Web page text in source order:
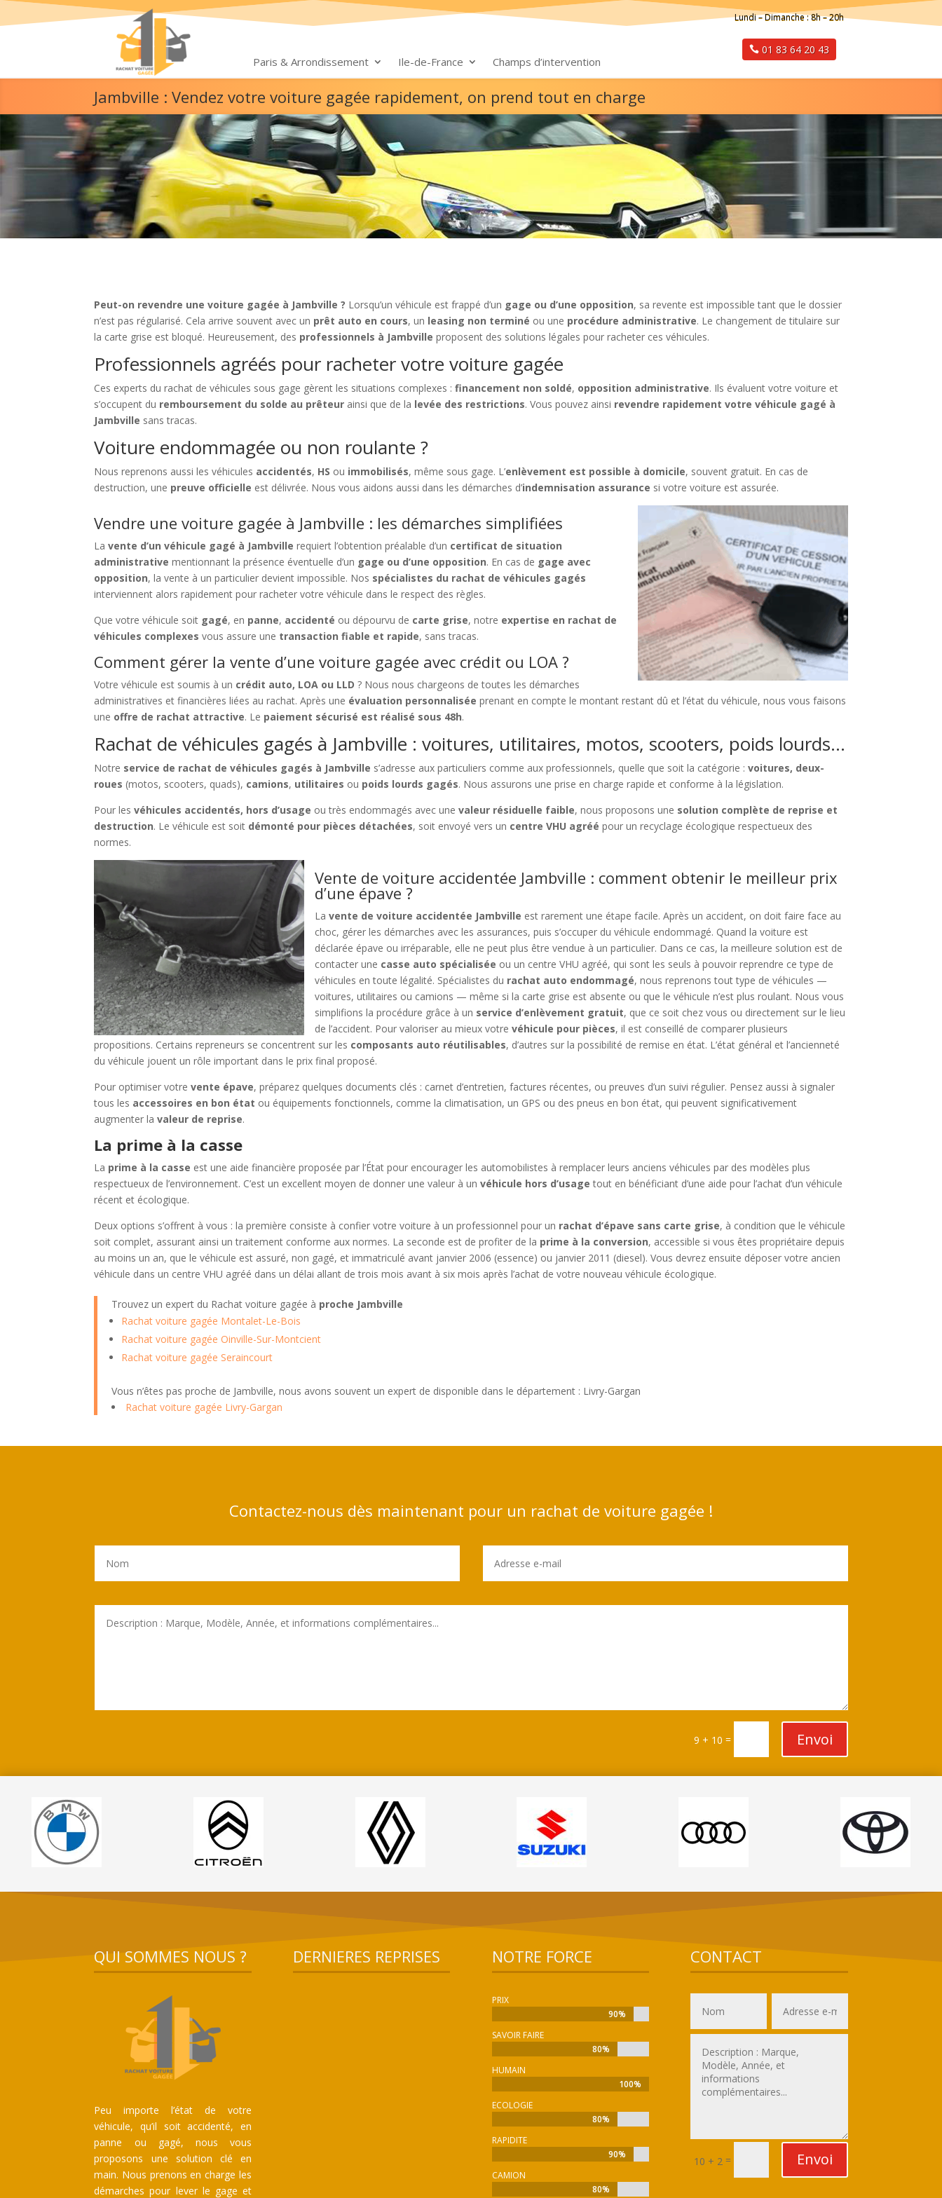
Paris & Arrondissement Ile-de-France Champs d’intervention
Lundi – Dimanche : 8h – 20h
01 83 64 20 43
Jambville : Vendez votre voiture gagée rapidement, on prend tout en charge
Peut-on revendre une voiture gagée à Jambville ? Lorsqu’un véhicule est frappé d’un gage ou d’une opposition, sa revente est impossible tant que le dossier
n’est pas régularisé. Cela arrive souvent avec un prêt auto en cours, un leasing non terminé ou une procédure administrative. Le changement de titulaire sur
la carte grise est bloqué. Heureusement, des professionnels à Jambville proposent des solutions légales pour racheter ces véhicules.
Professionnels agréés pour racheter votre voiture gagée
Ces experts du rachat de véhicules sous gage gèrent les situations complexes :financement non soldé, opposition administrative. Ils évaluent votre voiture et
s’occupent du remboursement du solde au prêteur ainsi que de la levée des restrictions. Vous pouvez ainsi revendre rapidement votre véhicule gagé à
Jambville sans tracas.
Voiture endommagée ou non roulante ?
Nous reprenons aussi les véhicules accidentés, HS ou immobilisés, même sous gage. L’enlèvement est possible à domicile, souvent gratuit. En cas de
destruction, une preuve officielle est délivrée. Nous vous aidons aussi dans les démarches d’indemnisation assurance si votre voiture est assurée.
Vendre une voiture gagée à Jambville : les démarches simplifiées
Lavente d’un véhicule gagé à Jambville requiert l’obtention préalable d’un certificat de situation
administrative mentionnant la présence éventuelle d’un gage ou d’une opposition. En cas de gage avec
opposition, la vente à un particulier devient impossible. Nos spécialistes du rachat de véhicules gagés
interviennent alors rapidement pour racheter votre véhicule dans le respect des règles.
Que votre véhicule soit gagé, en panne, accidenté ou dépourvu de carte grise, notre expertise en rachat de
véhicules complexes vous assure une transaction fiable et rapide, sans tracas.
Comment gérer la vente d’une voiture gagée avec crédit ou LOA ?
Votre véhicule est soumis à un crédit auto, LOA ou LLD ? Nous nous chargeons de toutes les démarches
administratives et financières liées au rachat. Après une évaluation personnalisée prenant en compte le montant restant dû et l’état du véhicule, nous vous faisons
une offre de rachat attractive. Le paiement sécurisé est réalisé sous 48h.
Rachat de véhicules gagés à Jambville : voitures, utilitaires, motos, scooters, poids lourds…
Notre service de rachat de véhicules gagés à Jambville s’adresse aux particuliers comme aux professionnels, quelle que soit la catégorie :voitures, deux-
roues (motos, scooters, quads), camions, utilitaires ou poids lourds gagés. Nous assurons une prise en charge rapide et conforme à la législation.
Pour lesvéhicules accidentés, hors d’usage ou très endommagés avec unevaleur résiduelle faible, nous proposons une solution complète de reprise et
destruction. Le véhicule est soit démonté pour pièces détachées, soit envoyé vers un centre VHU agréé pour un recyclage écologique respectueux des
normes.
Vente de voiture accidentée Jambville : comment obtenir le meilleur prix
d’une épave ?
Lavente de voiture accidentée Jambville est rarement une étape facile. Après un accident, on doit faire face au
choc, gérer les démarches avec les assurances, puis s’occuper du véhicule endommagé. Quand la voiture est
déclarée épave ou irréparable, elle ne peut plus être vendue à un particulier. Dans ce cas, la meilleure solution est de
contacter une casse auto spécialisée ou un centre VHU agréé, qui sont les seuls à pouvoir reprendre ce type de
véhicules en toute légalité. Spécialistes du rachat auto endommagé, nous reprenons tout type de véhicules —
voitures, utilitaires ou camions — même si la carte grise est absente ou que le véhicule n’est plus roulant. Nous vous
simplifions la procédure grâce à un service d’enlèvement gratuit, que ce soit chez vous ou directement sur le lieu
de l’accident. Pour valoriser au mieux votrevéhicule pour pièces, il est conseillé de comparer plusieurs
propositions. Certains repreneurs se concentrent sur les composants auto réutilisables, d’autres sur la possibilité de remise en état. L’état général et l’ancienneté
du véhicule jouent un rôle important dans le prix final proposé.
Pour optimiser votrevente épave, préparez quelques documents clés : carnet d’entretien, factures récentes, ou preuves d’un suivi régulier. Pensez aussi à signaler
tous les accessoires en bon état ou équipements fonctionnels, comme la climatisation, un GPS ou des pneus en bon état, qui peuvent significativement
augmenter lavaleur de reprise.
La prime à la casse
La prime à la casse est une aide financière proposée par l’État pour encourager les automobilistes à remplacer leurs anciens véhicules par des modèles plus
respectueux de l’environnement. C’est un excellent moyen de donner une valeur à unvéhicule hors d’usage tout en bénéficiant d’une aide pour l’achat d’un véhicule
récent et écologique.
Deux options s’offrent à vous : la première consiste à confier votre voiture à un professionnel pour un rachat d’épave sans carte grise, à condition que le véhicule
soit complet, assurant ainsi un traitement conforme aux normes. La seconde est de profiter de la prime à la conversion, accessible si vous êtes propriétaire depuis
au moins un an, que le véhicule est assuré, non gagé, et immatriculé avant janvier 2006 (essence) ou janvier 2011 (diesel). Vous devrez ensuite déposer votre ancien
véhicule dans un centre VHU agréé dans un délai allant de trois mois avant à six mois après l’achat de votre nouveau véhicule écologique.
Trouvez un expert du Rachat voiture gagée à proche Jambville
Rachat voiture gagée Montalet-Le-Bois
Rachat voiture gagée Oinville-Sur-Montcient
Rachat voiture gagée Seraincourt
Vous n’êtes pas proche de Jambville, nous avons souvent un expert de disponible dans le département : Livry-Gargan
Rachat voiture gagée Livry-Gargan
Contactez-nous dès maintenant pour un rachat de voiture gagée !
9 + 10 = Envoi
QUI SOMMES NOUS ?
Peu importe l’état de votre
véhicule, qu’il soit accidenté, en
panne ou gagé, nous vous
proposons une solution clé en
main. Nous prenons en charge les
démarches pour lever le gage et
DERNIERES REPRISES NOTRE FORCE
PRIX
90%
90%
SAVOIR FAIRE
80%
80%
HUMAIN
100%
100%
ECOLOGIE
80%
80%
RAPIDITE
90%
90%
CAMION
80%
80%
CONTACT
10 + 2 = Envoi